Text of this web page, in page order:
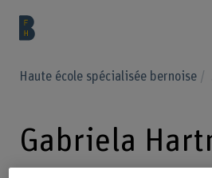
Haute école spécialisée bernoise
Gabriela